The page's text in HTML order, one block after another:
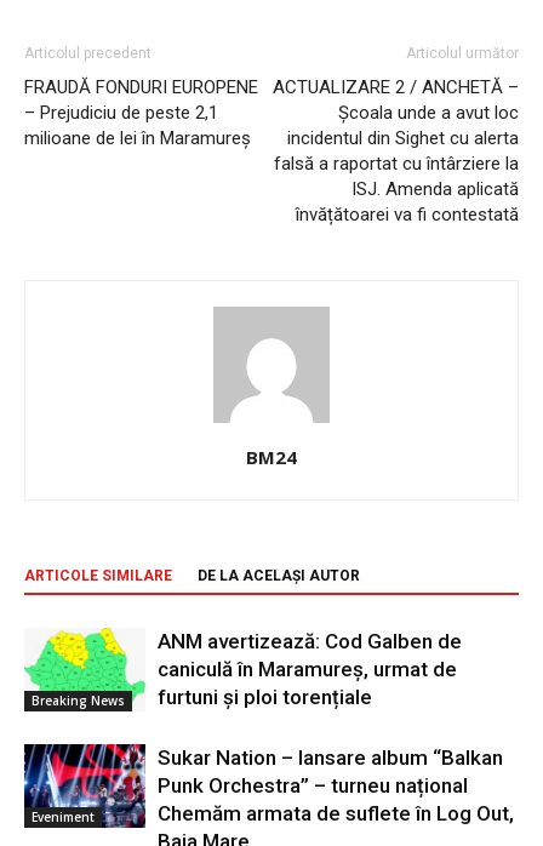
Articolul precedent
FRAUDĂ FONDURI EUROPENE
– Prejudiciu de peste 2,1
milioane de lei în Maramureș
Articolul următor
ACTUALIZARE 2 / ANCHETĂ –
Școala unde a avut loc
incidentul din Sighet cu alerta
falsă a raportat cu întârziere la
ISJ. Amenda aplicată
învățătoarei va fi contestată
BM24
ARTICOLE SIMILARE DE LA ACELAȘI AUTOR
Breaking News
ANM avertizează: Cod Galben de
caniculă în Maramureș, urmat de
furtuni și ploi torențiale
Eveniment
Sukar Nation – lansare album “Balkan
Punk Orchestra” – turneu național
Chemăm armata de suflete în Log Out,
Baia Mare